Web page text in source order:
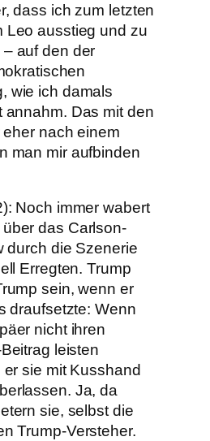
dass ich zum letzten
Leo ausstieg und zu
auf den der
wie ich damals
annahm. Das mit den
nach einem
man mir aufbinden
Noch immer wabert
das Carlson-
durch die Szenerie
Erregten. Trump
sein, wenn er
draufsetzte: Wenn
nicht ihren
leisten
sie mit Kusshand
Ja, da
sie, selbst die
Trump-Versteher.